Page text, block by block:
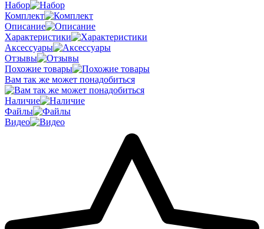
Набор
Комплект
Описание
Характеристики
Аксессуары
Отзывы
Похожие товары
Вам так же может понадобиться
Наличие
Файлы
Видео